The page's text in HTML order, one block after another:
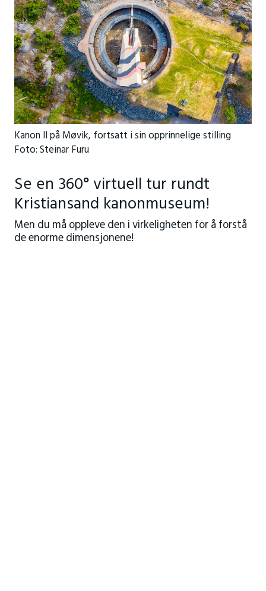
Kanon II på Møvik, fortsatt i sin opprinnelige stilling
Foto: Steinar Furu
Se en 360° virtuell tur rundt
Kristiansand kanonmuseum!
Men du må oppleve den i virkeligheten for å forstå
de enorme dimensjonene!